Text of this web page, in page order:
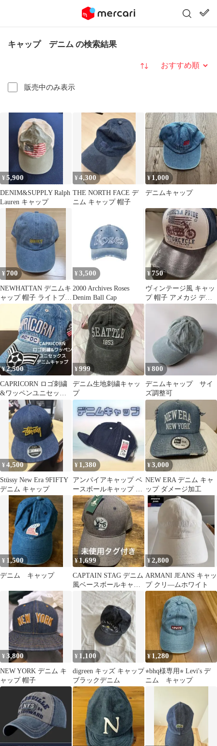
キャップ デニム の検索結果
販売中のみ表示
並び替え
¥5,900
DENIM&SUPPLY Ralph
Lauren キャップ
¥4,300
THE NORTH FACE デ
ニム キャップ 帽子
¥ 1,000
デニムキャップ
¥700
NEWHATTAN デニムキ
ャップ 帽子 ライトブル
¥ 3,500
2000 Archives Roses
Denim Ball Cap
¥750
ヴィンテージ風 キャッ
プ 帽子 アメカジ デニ
¥2,500
CAPRICORN ロゴ刺繍
&ワッペンユニセック
ス デニムキャップ
¥999
デニム生地刺繍キャッ
プ
¥800
デニムキャップ サイ
ズ調整可
¥4,500
Stüssy New Era 9FIFTY
デニム キャップ
¥ 1,380
アンパイアキャップ ベ
ースボールキャップ シ
ョートブリム つば短 デ
ニム ワーク
¥3,000
NEW ERA デニム キャ
ップ ダメージ加工
¥ 1,500
デニム キャップ
¥1,699
CAPTAIN STAG デニム
風ベースボールキャッ
¥2,800
ARMANI JEANS キャッ
プ クリ―ムホワイト
¥3,800
NEW YORK デニム キ
ャップ 帽子
¥ 1,100
digreen キッズ キャップ
ブラックデニム
¥ 1,280
⭐︎bhq様専用⭐︎ Levi's デ
ニム キャップ